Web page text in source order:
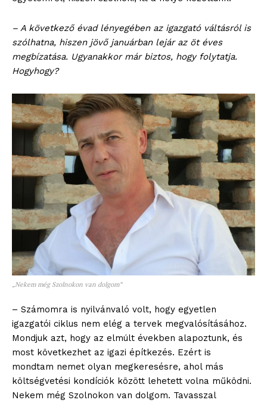
– A következő évad lényegében az igazgató váltásról is
szólhatna, hiszen jövő januárban lejár az öt éves
megbízatása. Ugyanakkor már biztos, hogy folytatja.
Hogyhogy?
„Nekem még Szolnokon van dolgom”
– Számomra is nyilvánvaló volt, hogy egyetlen
igazgatói ciklus nem elég a tervek megvalósításához.
Mondjuk azt, hogy az elmúlt években alapoztunk, és
most következhet az igazi építkezés. Ezért is
mondtam nemet olyan megkeresésre, ahol más
költségvetési kondíciók között lehetett volna működni.
Nekem még Szolnokon van dolgom. Tavasszal